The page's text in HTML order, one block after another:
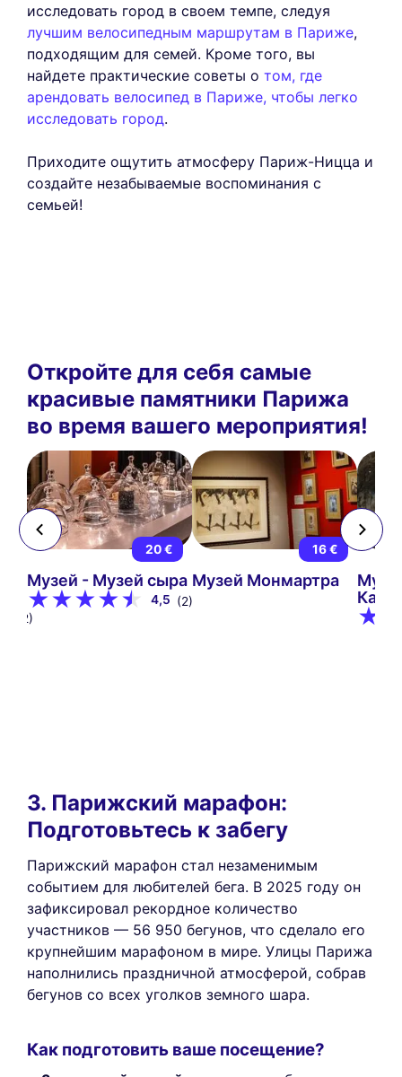
исследовать город в своем темпе, следуя
лучшим велосипедным маршрутам в Париже,
подходящим для семей. Кроме того, вы
найдете практические советы о том, где
арендовать велосипед в Париже, чтобы легко
исследовать город.
Приходите ощутить атмосферу Париж-Ницца и
создайте незабываемые воспоминания с
семьей!
Откройте для себя самые
красивые памятники Парижа
во время вашего мероприятия!
(12)
20 €
Музей - Музей сыра
4,5 (2)
16 €
Музей Монмартра
3. Парижский марафон:
Подготовьтесь к забегу
Парижский марафон стал незаменимым
событием для любителей бега. В 2025 году он
зафиксировал рекордное количество
участников — 56 950 бегунов, что сделало его
крупнейшим марафоном в мире. Улицы Парижа
наполнились праздничной атмосферой, собрав
бегунов со всех уголков земного шара.
Как подготовить ваше посещение?